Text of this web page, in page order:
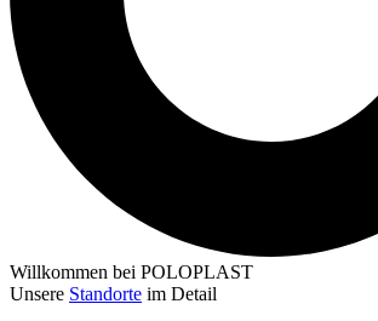
Willkommen bei POLOPLAST
Unsere Standorte im Detail